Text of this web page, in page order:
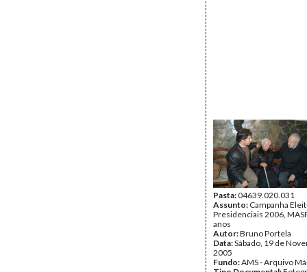
Pasta:04639.020.031
Assunto: Campanha
Presidenciais 2006,
anos
Autor:Bruno Portela
Data:Sábado, 19 de
2005
Fundo:AMS - Arquivo